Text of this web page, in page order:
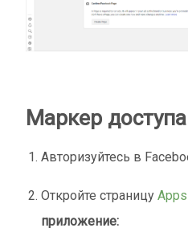
Маркер доступа
Авторизуйтесь в
Откройте страницуApps
приложение: